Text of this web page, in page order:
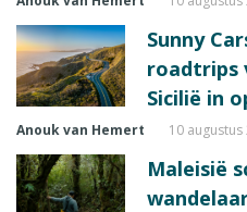
Sunny
roadtrips
Sicilië in
Anouk van Hemert 10 augustus
Maleisië